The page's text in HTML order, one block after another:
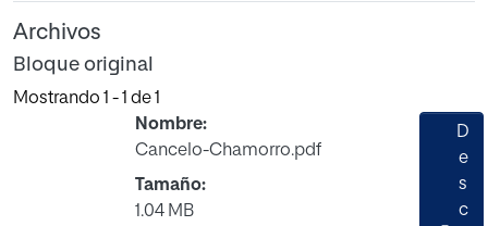
Archivos
Bloque original
Mostrando 1 - 1 de 1
Nombre:
Cancelo-Chamorro.pdf
Tamaño:
1.04 MB
D
e
s
c